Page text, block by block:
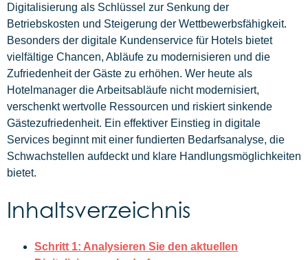
Digitalisierung als Schlüssel zur Senkung der
Betriebskosten und Steigerung der Wettbewerbsfähigkeit.
Besonders der digitale Kundenservice für Hotels bietet
vielfältige Chancen, Abläufe zu modernisieren und die
Zufriedenheit der Gäste zu erhöhen. Wer heute als
Hotelmanager die Arbeitsabläufe nicht modernisiert,
verschenkt wertvolle Ressourcen und riskiert sinkende
Gästezufriedenheit. Ein effektiver Einstieg in digitale
Services beginnt mit einer fundierten Bedarfsanalyse, die
Schwachstellen aufdeckt und klare Handlungsmöglichkeiten
bietet.
Inhaltsverzeichnis
Schritt 1: Analysieren Sie den aktuellen